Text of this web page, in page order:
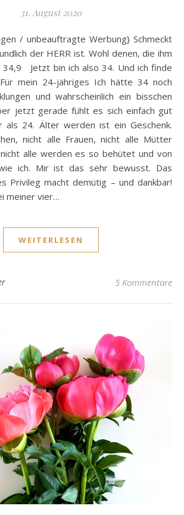
31. August 2020
der HERR ist. Wohl denen, die ihm
34,9 Jetzt bin ich also 34. Und ich finde
mein 24-jähriges Ich hätte 34 noch
und wahrscheinlich ein bisschen
jetzt gerade fühlt es sich einfach gut
als 24. Älter werden ist ein Geschenk.
nicht alle Frauen, nicht alle Mütter
alle werden es so behütet und von
ich. Mir ist das sehr bewusst. Das
Privileg macht demütig – und dankbar!
meiner vier…
WEITERLESEN
5 Kommentare